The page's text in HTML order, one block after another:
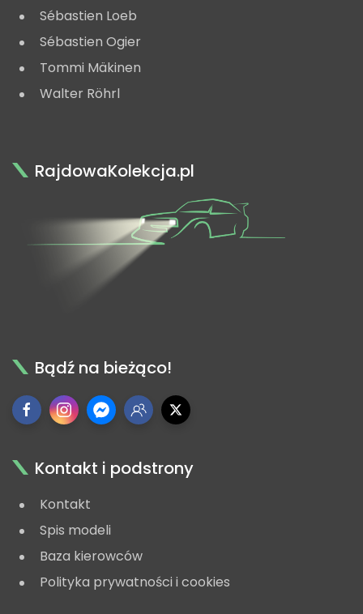
Sébastien Loeb
Sébastien Ogier
Tommi Mäkinen
Walter Röhrl
RajdowaKolekcja.pl
Bądź na bieżąco!
Kontakt i podstrony
Kontakt
Spis modeli
Baza kierowców
Polityka prywatności i cookies